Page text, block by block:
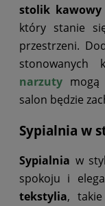
stolik kawowy
który stanie
przestrzeni.
stonowanych
narzuty
salon będzie
Sypialnia w
Sypialnia w
spokoju i
tekstylia,